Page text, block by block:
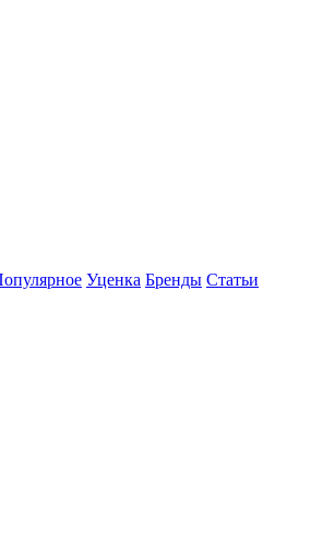
Уценка Бренды Статьи